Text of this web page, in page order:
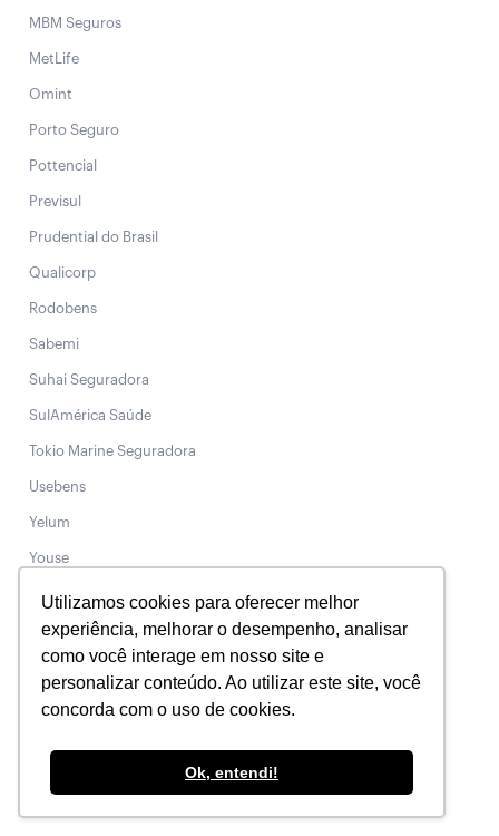
Utilizamos cookies para oferecer melhor
experiência, melhorar o desempenho, analisar
como você interage em nosso site e
personalizar conteúdo. Ao utilizar este site, você
concorda com o uso de cookies.
Ok, entendi!
MBM Seguros
MetLife
Omint
Porto Seguro
Pottencial
Previsul
Prudential do Brasil
Qualicorp
Rodobens
Sabemi
Suhai Seguradora
SulAmérica Saúde
Tokio Marine Seguradora
Usebens
Yelum
Youse
Filial Digital
Tel.: 3003-5406
WhatsApp: 0800 887 0891